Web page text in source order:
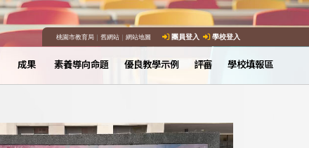
桃園市教育局｜ 舊網站｜ 網站地圖 團員登入 學校登入
成果 素養導向命題 優良教學示例 評審 學校填報區